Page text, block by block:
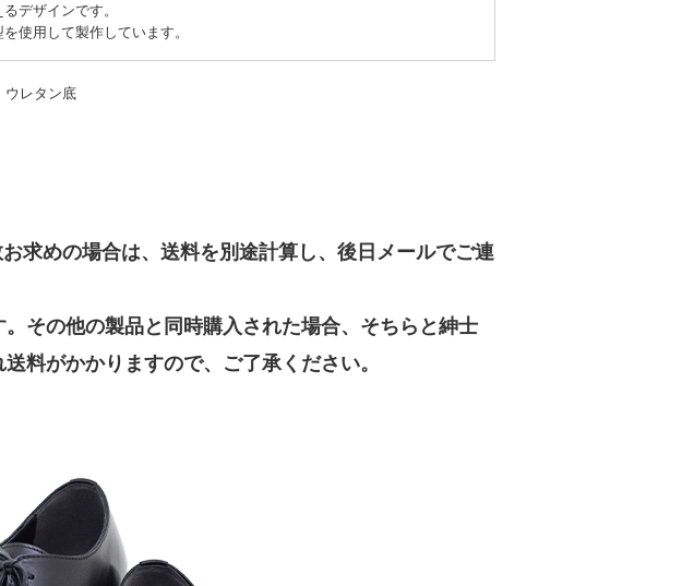
デザインです。
使用して製作しています。
レタン底
めの場合は、送料を別途計算し、後日メールでご連
の他の製品と同時購入された場合、そちらと紳士
料がかかりますので、ご了承ください。